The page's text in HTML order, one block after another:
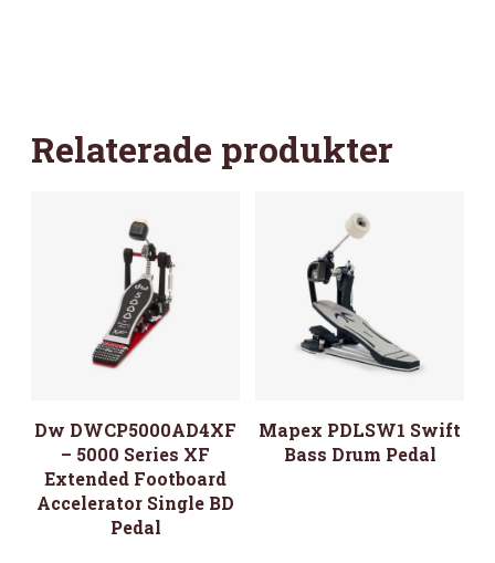
MÄNGD
Relaterade produkter
Dw DWCP5000AD4XF
– 5000 Series XF
Extended Footboard
Accelerator Single BD
Pedal
Mapex PDLSW1 Swift
Bass Drum Pedal